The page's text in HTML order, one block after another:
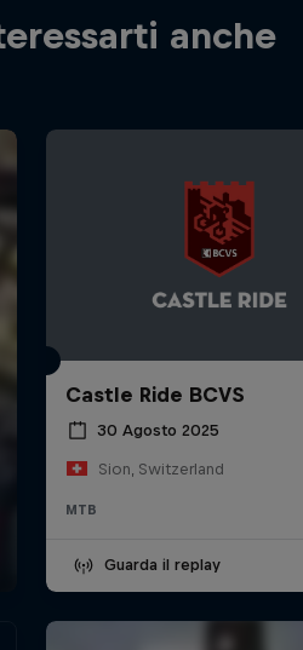
anche
Castle Ride BCVS
30 Agosto 2025
Sion, Switzerland
MTB
Guarda il replay